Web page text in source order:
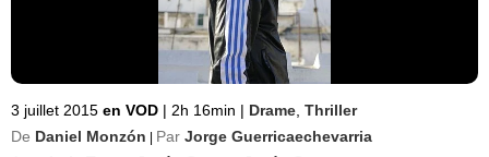
3 juillet 2015 en VOD | 2h 16min | Drame Thriller
De Daniel Monzón Par Jorge Guerricaechevarria